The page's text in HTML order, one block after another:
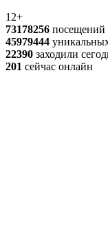
12+
73178256 посещений
45979444
22390 заходили
201 сейчас онлайн